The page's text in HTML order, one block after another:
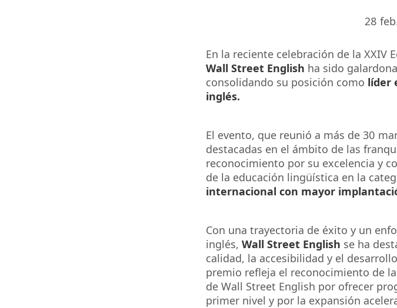
28
En la reciente celebración de la XXIV
Wall Street English ha sido
consolidando su posición como líder
inglés.
El evento, que reunió a más de 30
destacadas en el ámbito de las
reconocimiento por su excelencia y
de la educación lingüística en la
internacional con mayor
Con una trayectoria de éxito y un
inglés, Wall Street English se ha
calidad, la accesibilidad y el
premio refleja el reconocimiento de
de Wall Street English por ofrecer
primer nivel y por la expansión